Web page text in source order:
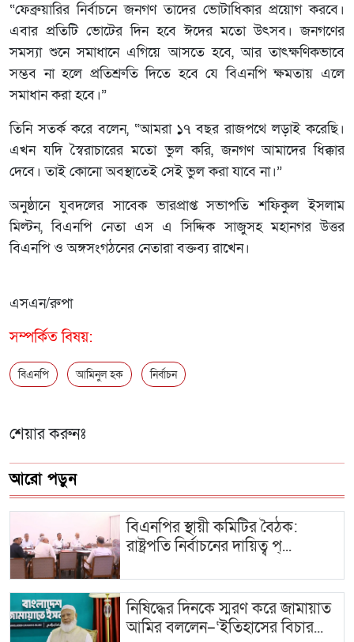
“ফেব্রুয়ারির নির্বাচনে জনগণ তাদের ভোটাধিকার প্রয়োগ করবে।
এবার প্রতিটি ভোটের দিন হবে ঈদের মতো উৎসব। জনগণের
সমস্যা শুনে সমাধানে এগিয়ে আসতে হবে, আর তাৎক্ষণিকভাবে
সম্ভব না হলে প্রতিশ্রুতি দিতে হবে যে বিএনপি ক্ষমতায় এলে
সমাধান করা হবে।”
তিনি সতর্ক করে বলেন, “আমরা ১৭ বছর রাজপথে লড়াই করেছি।
এখন যদি স্বৈরাচারের মতো ভুল করি, জনগণ আমাদের ধিক্কার
দেবে। তাই কোনো অবস্থাতেই সেই ভুল করা যাবে না।”
অনুষ্ঠানে যুবদলের সাবেক ভারপ্রাপ্ত সভাপতি শফিকুল ইসলাম
মিল্টন, বিএনপি নেতা এস এ সিদ্দিক সাজুসহ মহানগর উত্তর
বিএনপি ও অঙ্গসংগঠনের নেতারা বক্তব্য রাখেন।
এসএন/রুপা
সম্পর্কিত বিষয়:
বিএনপি আমিনুল হক নির্বাচন
শেয়ার করুনঃ
আরো পড়ুন
বিএনপির স্থায়ী কমিটির বৈঠক:
রাষ্ট্রপতি নির্বাচনের দায়িত্ব প্...
নিষিদ্ধের দিনকে স্মরণ করে জামায়াত
আমির বললেন–‘ইতিহাসের বিচার...